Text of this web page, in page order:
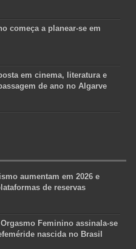
começa a planear-se em
em cinema, literatura e
de ano no Algarve
aumentam em 2026 e
de reservas
Feminino assinala-se
nascida no Brasil